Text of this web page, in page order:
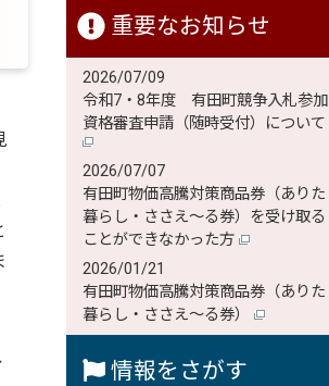
重要なお知らせ
2026/07/09
令和7・8年度 有田町競争入札参加
資格審査申請（随時受付）について
2026/07/07
有田町物価高騰対策商品券（ありた
暮らし・ささえ～る券）を受け取る
ことができなかった方
2026/01/21
有田町物価高騰対策商品券（ありた
暮らし・ささえ～る券）
情報をさがす